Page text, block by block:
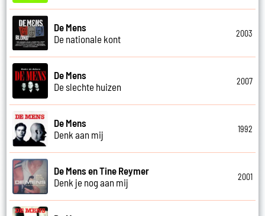
De Mens
De nationale kont
2003
De Mens
De slechte huizen
2007
De Mens
Denk aan mij
1992
De Mens en Tine Reymer
Denk je nog aan mij
2001